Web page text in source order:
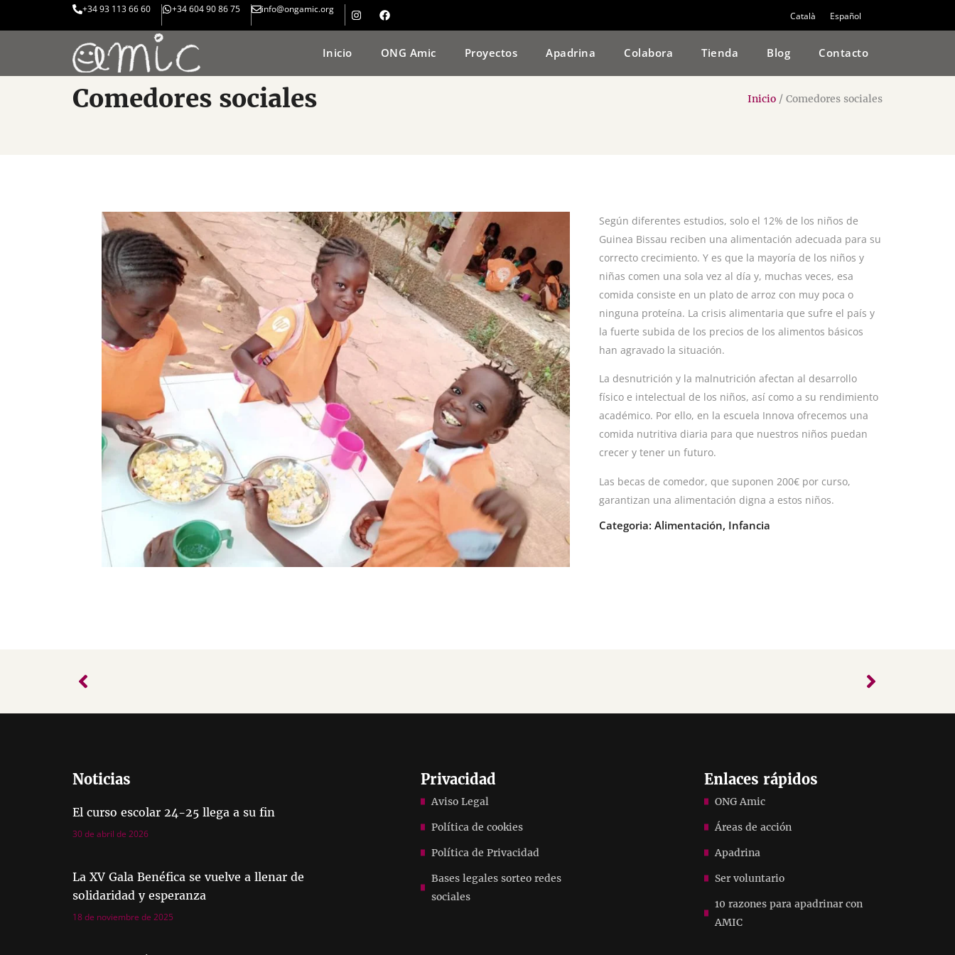
+34 93 113 66 60 +34 604 90 86 75 info@ongamic.org
Català Español
Inicio ONG Amic Proyectos Apadrina Colabora Tienda Blog Contacto
Comedores sociales Inicio / Comedores sociales
Según diferentes estudios, solo el 12% de los niños de
Guinea Bissau reciben una alimentación adecuada para su
correcto crecimiento. Y es que la mayoría de los niños y
niñas comen una sola vez al día y, muchas veces, esa
comida consiste en un plato de arroz con muy poca o
ninguna proteína. La crisis alimentaria que sufre el país y
la fuerte subida de los precios de los alimentos básicos
han agravado la situación.
La desnutrición y la malnutrición afectan al desarrollo
físico e intelectual de los niños, así como a su rendimiento
académico. Por ello, en la escuela Innova ofrecemos una
comida nutritiva diaria para que nuestros niños puedan
crecer y tener un futuro.
Las becas de comedor, que suponen 200€ por curso,
garantizan una alimentación digna a estos niños.
Categoria: Alimentación, Infancia
Noticias
El curso escolar 24-25 llega a su fin
30 de abril de 2026
La XV Gala Benéfica se vuelve a llenar de
solidaridad y esperanza
18 de noviembre de 2025
Privacidad
Aviso Legal
Política de cookies
Política de Privacidad
Bases legales sorteo redes
sociales
Enlaces rápidos
ONG Amic
Áreas de acción
Apadrina
Ser voluntario
10 razones para apadrinar con
AMIC